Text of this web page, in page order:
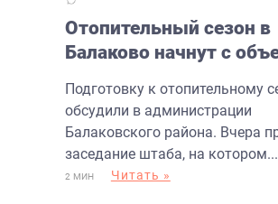
Отопительный сезон в
Балаково начнут с
Подготовку к отопительному
обсудили в администрации
Балаковского района. Вчера
заседание штаба, на котором...
2 МИН Читать »